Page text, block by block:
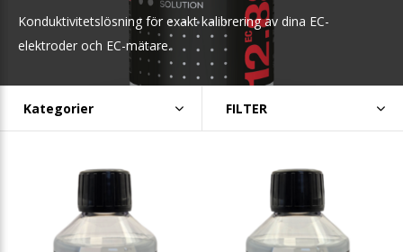
Konduktivitetslösning för exakt kalibrering av dina EC-
elektroder och EC-mätare.
Kategorier FILTER